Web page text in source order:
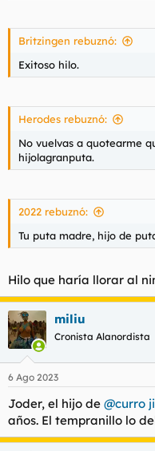
Britzingen rebuznó:
Exitoso hilo.
Herodes rebuznó:
No vuelvas a quotearme
hijolagranputa.
2022 rebuznó:
Tu puta madre, hijo de
Hilo que haría llorar al
miliu
Cronista Alanordista
6 Ago 2023
Joder, el hijo de @curro
años. El tempranillo lo